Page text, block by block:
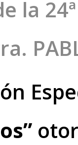
la